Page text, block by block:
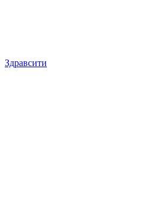
Здравсити